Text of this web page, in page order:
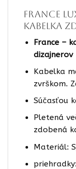
FRANCE
kabelka
France –
dizajnerov
Kabelka
zvrškom.
Súčasťou
Pletená
zdobená
Materiál: